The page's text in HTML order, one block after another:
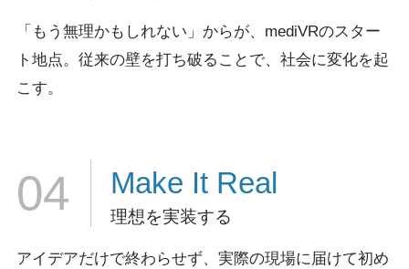
「もう無理かもしれない」からが、mediVRのスター
ト地点。 従来の壁を打ち破ることで、社会に変化を起
こす。
04 Make It Real
理想を実装する
アイデアだけで終わらせず、実際の現場に届けて初め